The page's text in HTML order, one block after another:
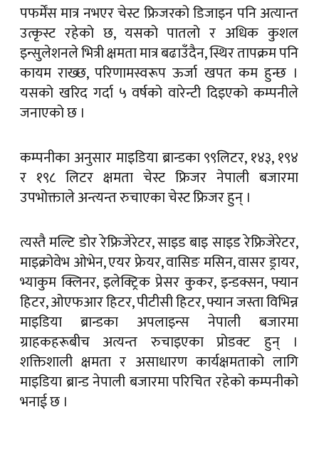
पफर्मेंस मात्र नभएर चेस्ट फ्रिजरको डिजाइन पनि अत्यान्त
उत्कृस्ट रहेको छ, यसको पातलो र अधिक कुशल
इन्सुलेशनले भित्री क्षमता मात्र बढाउँदैन, स्थिर तापक्रम पनि
कायम राख्छ, परिणामस्वरूप ऊर्जा खपत कम हुन्छ ।
यसको खरिद गर्दा ५ वर्षको वारेन्टी दिइएको कम्पनीले
जनाएको छ ।
कम्पनीका अनुसार माइडिया ब्रान्डका ९९लिटर, १४३, १९४
र १९८ लिटर क्षमता चेस्ट फ्रिजर नेपाली बजारमा
उपभोक्ताले अन्त्यन्त रुचाएका चेस्ट फ्रिजर हुन् ।
त्यस्तै मल्टि डोर रेफ्रिजेरेटर, साइड बाइ साइड रेफ्रिजेरेटर,
माइक्रोवेभ ओभेन, एयर फ्रेयर, वासिङ मसिन, वासर ड्रायर,
भ्याकुम क्लिनर, इलेक्ट्रिक प्रेसर कुकर, इन्डक्सन, फ्यान
हिटर, ओएफआर हिटर, पीटीसी हिटर, फ्यान जस्ता विभिन्न
माइडिया ब्रान्डका अपलाइन्स नेपाली बजारमा
ग्राहकहरूबीच अत्यन्त रुचाइएका प्रोडक्ट हुन् ।
शक्तिशाली क्षमता र असाधारण कार्यक्षमताको लागि
माइडिया ब्रान्ड नेपाली बजारमा परिचित रहेको कम्पनीको
भनाई छ ।